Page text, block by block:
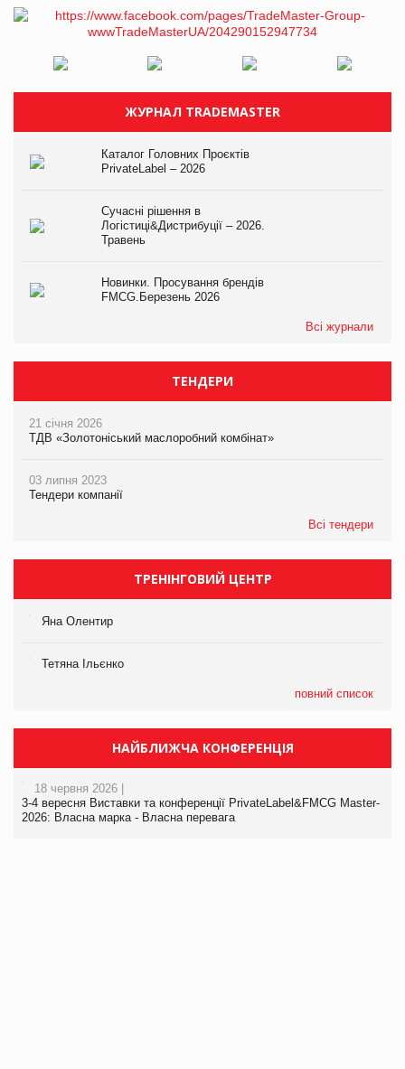
ЖУРНАЛ TRADEMASTER
Каталог Головних Проєктів
PrivateLabel – 2026
Сучасні рішення в
Логістиці&Дистрибуції – 2026.
Травень
Новинки. Просування брендів
FMCG.Березень 2026
Всі журнали
ТЕНДЕРИ
21 січня 2026
ТДВ «Золотоніський маслоробний комбінат»
03 липня 2023
Тендери компанії
Всі тендери
ТРЕНІНГОВИЙ ЦЕНТР
Яна Олентир
Тетяна Ільєнко
повний список
НАЙБЛИЖЧА КОНФЕРЕНЦІЯ
18 червня 2026 |
3-4 вересня Виставки та конференції PrivateLabel&FMCG Master-
2026: Власна марка - Власна перевага